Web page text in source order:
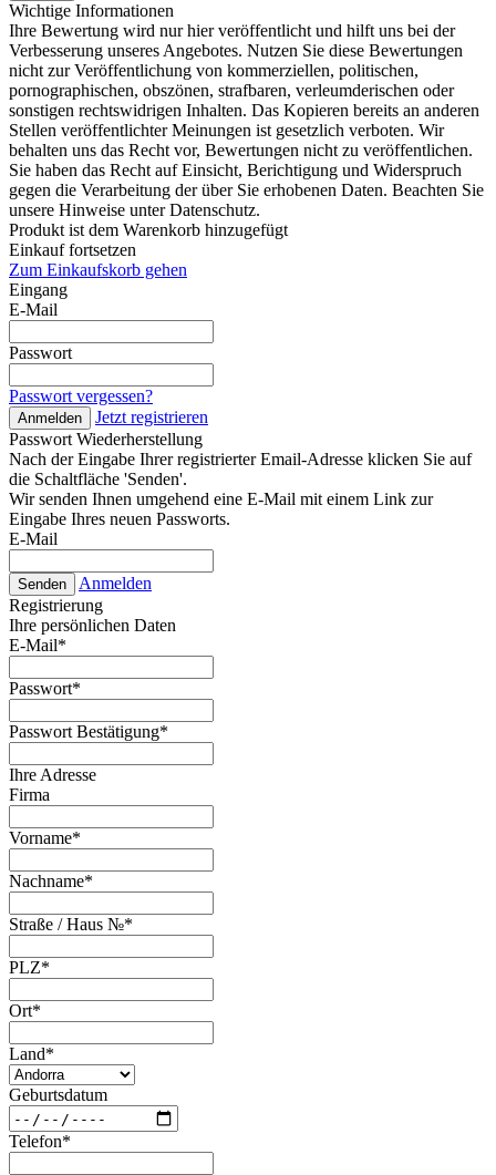
Wichtige Informationen
Ihre Bewertung wird nur hier veröffentlicht und hilft uns bei der
Verbesserung unseres Angebotes. Nutzen Sie diese Bewertungen
nicht zur Veröffentlichung von kommerziellen, politischen,
pornographischen, obszönen, strafbaren, verleumderischen oder
sonstigen rechtswidrigen Inhalten. Das Kopieren bereits an anderen
Stellen veröffentlichter Meinungen ist gesetzlich verboten. Wir
behalten uns das Recht vor, Bewertungen nicht zu veröffentlichen.
Sie haben das Recht auf Einsicht, Berichtigung und Widerspruch
gegen die Verarbeitung der über Sie erhobenen Daten. Beachten Sie
unsere Hinweise unter Datenschutz.
Produkt ist dem Warenkorb hinzugefügt
Einkauf fortsetzen
Zum Einkaufskorb gehen
Eingang
E-Mail
Passwort
Passwort vergessen?
Anmelden
Jetzt registrieren
Passwort Wiederherstellung
Nach der Eingabe Ihrer registrierter Email-Adresse klicken Sie auf
die Schaltfläche 'Senden'.
Wir senden Ihnen umgehend eine E-Mail mit einem Link zur
Eingabe Ihres neuen Passworts.
E-Mail
Senden
Anmelden
Registrierung
Ihre persönlichen Daten
E-Mail*
Passwort*
Passwort Bestätigung*
Ihre Adresse
Firma
Vorname*
Nachname*
Straße / Haus №*
PLZ*
Ort*
Land*
Geburtsdatum
Telefon*